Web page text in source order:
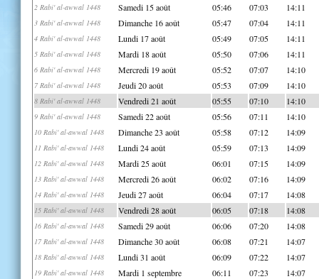
2 Rabi' al-awwal 1448 Samedi 15 août 05:46 07:03 14:11
3 Rabi' al-awwal 1448 Dimanche 16 août 05:47 07:04 14:11
4 Rabi' al-awwal 1448 Lundi 17 août 05:49 07:05 14:11
5 Rabi' al-awwal 1448 Mardi 18 août 05:50 07:06 14:11
6 Rabi' al-awwal 1448 Mercredi 19 août 05:52 07:07 14:10
7 Rabi' al-awwal 1448 Jeudi 20 août 05:53 07:09 14:10
8 Rabi' al-awwal 1448 Vendredi 21 août 05:55 07:10 14:10
9 Rabi' al-awwal 1448 Samedi 22 août 05:56 07:11 14:10
10 Rabi' al-awwal 1448 Dimanche 23 août 05:58 07:12 14:09
11 Rabi' al-awwal 1448 Lundi 24 août 05:59 07:13 14:09
12 Rabi' al-awwal 1448 Mardi 25 août 06:01 07:15 14:09
13 Rabi' al-awwal 1448 Mercredi 26 août 06:02 07:16 14:09
14 Rabi' al-awwal 1448 Jeudi 27 août 06:04 07:17 14:08
15 Rabi' al-awwal 1448 Vendredi 28 août 06:05 07:18 14:08
16 Rabi' al-awwal 1448 Samedi 29 août 06:06 07:20 14:08
17 Rabi' al-awwal 1448 Dimanche 30 août 06:08 07:21 14:07
18 Rabi' al-awwal 1448 Lundi 31 août 06:09 07:22 14:07
19 Rabi' al-awwal 1448 Mardi 1 septembre 06:11 07:23 14:07